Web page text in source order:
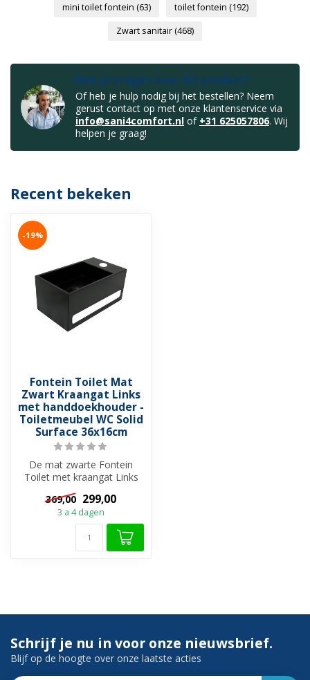
mini toilet fontein (63) toilet fontein (192)
Zwart sanitair(468)
Heb je vragen over dit product?
Of heb je hulp nodig bij het bestellen? Neem
gerust contact op met onze klantenservice via
info@sani4comfort.nl of +31 625057806. Wij
helpen je graag!
Recent bekeken
-19%
Fontein Toilet Mat
Zwart Kraangat Links
met handdoekhouder -
Toiletmeubel WC Solid
Surface 36x16cm
De mat zwarte Fontein
Toilet met kraangat Links
van het merk SaniPro is een
stij...
369,00 299,00
3 a 4 dagen
Schrijf je nu in voor onze nieuwsbrief.
Blijf op de hoogte over onze laatste acties